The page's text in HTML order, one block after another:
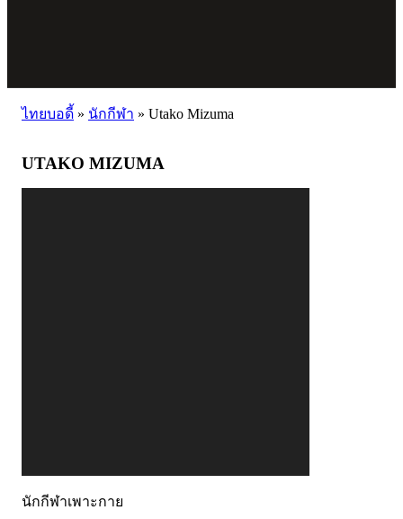
ไทยบอดี้ » นักกีฬา » Utako Mizuma
UTAKO MIZUMA
นักกีฬาเพาะกาย